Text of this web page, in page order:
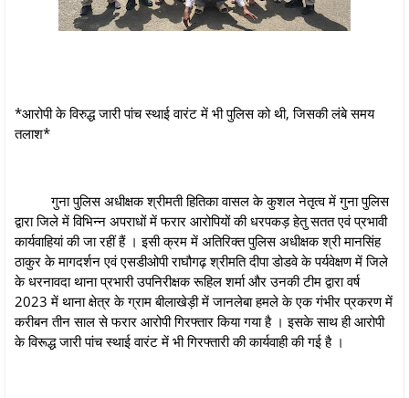
*आरोपी के विरुद्ध जारी पांच स्थाई वारंट में भी पुलिस को थी, जिसकी लंबे समय
तलाश*
गुना पुलिस अधीक्षक श्रीमती हितिका वासल के कुशल नेतृत्व में गुना पुलिस
द्वारा जिले में विभिन्न अपराधों में फरार आरोपियों की धरपकड़ हेतु सतत एवं प्रभावी
कार्यवाहियां की जा रहीं हैं । इसी क्रम में अतिरिक्‍त पुलिस अधीक्षक श्री मानसिंह
ठाकुर के मागदर्शन एवं एसडीओपी राघौगढ़ श्रीमति दीपा डोडवे के पर्यवेक्षण में जिले
के धरनावदा थाना प्रभारी उपनिरीक्षक रूहिल शर्मा और उनकी टीम द्वारा वर्ष
2023 में थाना क्षेत्र के ग्राम बीलाखेड़ी में जानलेबा हमले के एक गंभीर प्रकरण में
करीबन तीन साल से फरार आरोपी गिरफ्तार किया गया है । इसके साथ ही आरोपी
के विरूद्ध जारी पांच स्‍थाई वारंट में भी गिरफ्तारी की कार्यवाही की गई है ।